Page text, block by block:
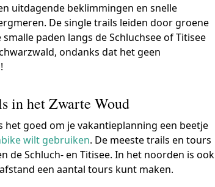
uitdagende beklimmingen en snelle
De single trails leiden door groene
paden langs de Schluchsee of Titisee
ondanks dat het geen
in het Zwarte Woud
het goed om je vakantieplanning een beetje
wilt gebruiken. De meeste trails en tours
de Schluch- en Titisee. In het noorden is ook
een aantal tours kunt maken.